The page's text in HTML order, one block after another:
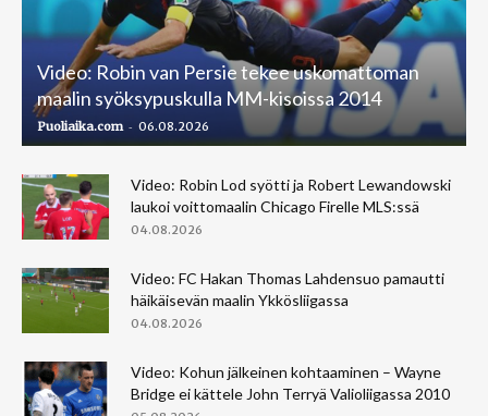
Video: Robin van Persie tekee uskomattoman
maalin syöksypuskulla MM-kisoissa 2014
Puoliaika.com - 06.08.2026
Video: Robin Lod syötti ja Robert Lewandowski
laukoi voittomaalin Chicago Firelle MLS:ssä
04.08.2026
Video: FC Hakan Thomas Lahdensuo pamautti
häikäisevän maalin Ykkösliigassa
04.08.2026
Video: Kohun jälkeinen kohtaaminen – Wayne
Bridge ei kättele John Terryä Valioliigassa 2010